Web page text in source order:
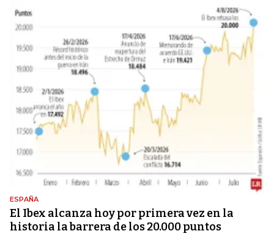
ESPAÑA
El Ibex alcanza hoy por primera vez en la
historia la barrera de los 20.000 puntos